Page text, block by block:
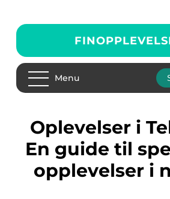
Menu
Oplevelser i Telemark:
En guide til
opplevelser i